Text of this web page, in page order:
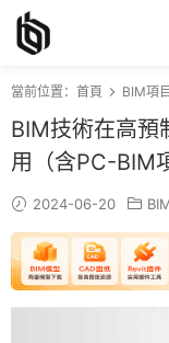
當前位置： 首頁 BIM項目
BIM技術在高預
用（含PC-BIM
2024-06-20